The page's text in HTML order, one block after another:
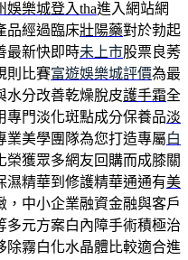
娛樂城登入tha進入網站網
品經過臨床壯陽藥對於勃起
最新快即時未上市股票良莠
則比賽富遊娛樂城評價為最
水分改善乾燥脫皮護手霜全
專門淡化斑點成分保養品淡
業美學團隊為您打造專屬白
榮獲眾多網友回購而成膝關
濕精華到修護精華通通有美
，中小企業融資金融與客戶
多元方案白內障手術積極治
除霧白化水晶體比較適合進